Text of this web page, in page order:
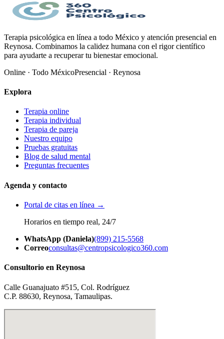
Terapia psicológica en línea a todo México y atención presencial en
Reynosa. Combinamos la calidez humana con el rigor científico
para ayudarte a recuperar tu bienestar emocional.
Online · Todo MéxicoPresencial · Reynosa
Explora
Terapia online
Terapia individual
Terapia de pareja
Nuestro equipo
Pruebas gratuitas
Blog de salud mental
Preguntas frecuentes
Agenda y contacto
Portal de citas en línea →
Horarios en tiempo real, 24/7
WhatsApp (Daniela)(899) 215-5568
Correoconsultas@centropsicologico360.com
Consultorio en Reynosa
Calle Guanajuato #515, Col. Rodríguez
C.P. 88630, Reynosa, Tamaulipas.